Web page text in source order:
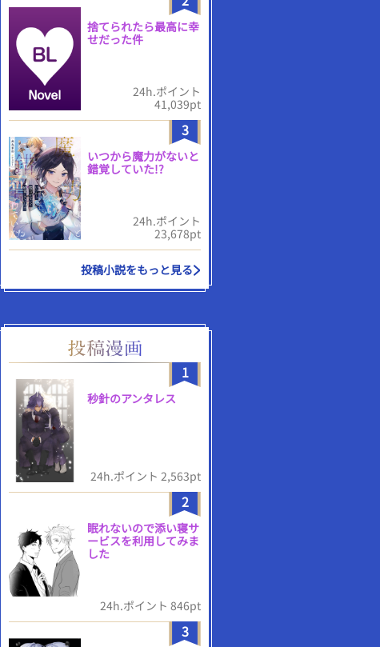
捨てられたら最高に幸
せだった件
24h.ポイント
41,039pt
3
いつから魔力がないと
錯覚していた!?
24h.ポイント
23,678pt
投稿小説をもっと見る
1
秒針のアンタレス
24h.ポイント 2,563pt
2
眠れないので添い寝サ
ービスを利用してみま
した
24h.ポイント 846pt
3